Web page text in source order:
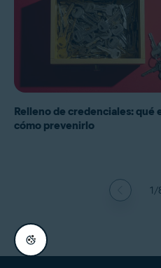
1/
Relleno de credenciales: qué
cómo prevenirlo